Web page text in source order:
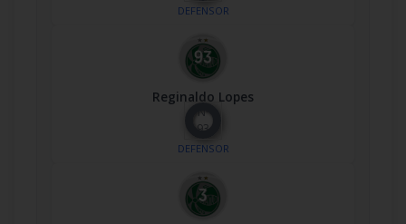
DEFENSOR
Reginaldo Lopes
Nº
93
DEFENSOR